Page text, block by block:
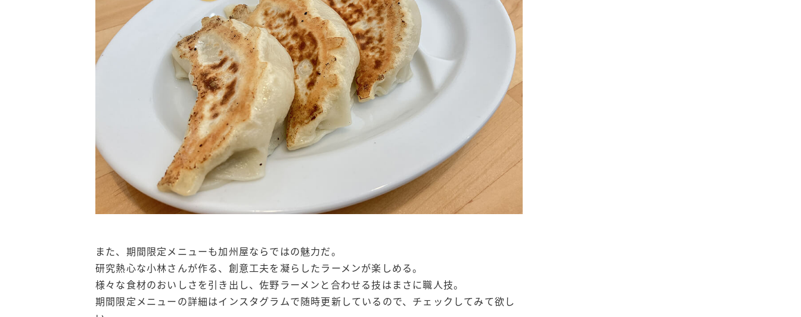
また、期間限定メニューも加州屋ならではの魅力だ。
研究熱心な小林さんが作る、創意工夫を凝らしたラーメンが楽しめる。
様々な食材のおいしさを引き出し、佐野ラーメンと合わせる技はまさに職人技。
期間限定メニューの詳細はインスタグラムで随時更新しているので、チェックしてみて欲し